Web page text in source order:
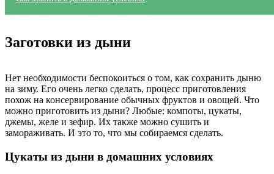
Заготовки из дыни
Нет необходимости беспокоиться о том, как сохранить дыню
на зиму. Его очень легко сделать, процесс приготовления
похож на консервирование обычных фруктов и овощей. Что
можно приготовить из дыни? Любые: компоты, цукаты,
джемы, желе и зефир. Их также можно сушить и
замораживать. И это то, что мы собираемся сделать.
Цукаты из дыни в домашних условиях